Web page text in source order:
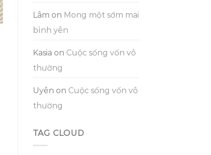
Lâm on Mong một sớm mai
bình yên
Kasia on Cuộc sống vốn vô
thường
Uyên on Cuộc sống vốn vô
thường
TAG CLOUD